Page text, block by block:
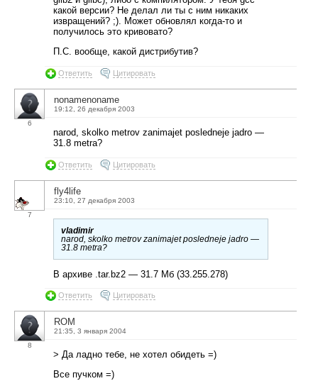
какой версии? Не делал ли ты с ним никаких
извращений? ;). Может обновлял когда-то и
получилось это кривовато?
П.С. вообще, какой дистрибутив?
Ответить Цитировать
6
nonamenoname
19:12, 26 декабря 2003
narod, skolko metrov zanimajet posledneje jadro —
31.8 metra?
Ответить Цитировать
7
fly4life
23:10, 27 декабря 2003
vladimir
narod, skolko metrov zanimajet posledneje jadro —
31.8 metra?
В архиве .tar.bz2 — 31.7 Мб (33.255.278)
Ответить Цитировать
8
ROM
21:35, 3 января 2004
> Да ладно тебе, не хотел обидеть =)
Все пучком =)